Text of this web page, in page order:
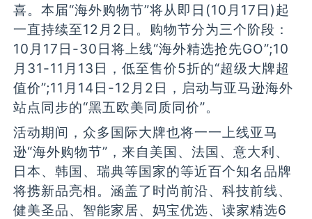
喜。本届“海外购物节”将从即日(10月17日)起
一直持续至12月2日。购物节分为三个阶段：
10月17日-30日将上线“海外精选抢先GO”;10
月31-11月13日，低至售价5折的“超级大牌超
值价”;11月14日-12月2日，启动与亚马逊海外
站点同步的“黑五欧美同质同价”。
活动期间，众多国际大牌也将一一上线亚马
逊“海外购物节”，来自美国、法国、意大利、
日本、韩国、瑞典等国家的等近百个知名品牌
将携新品亮相。涵盖了时尚前沿、科技前线、
健美圣品、智能家居、妈宝优选、读家精选6